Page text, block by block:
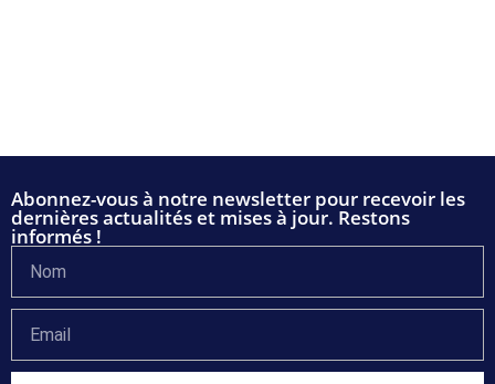
Abonnez-vous à notre newsletter pour recevoir les
dernières actualités et mises à jour. Restons
informés !